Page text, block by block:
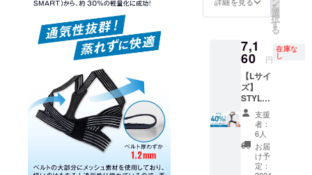
11,960
円（税
→【7,1
60円】
（税
込・送
料込）
[サ
イズ] M
サイ
ズ ア
ンダー
バス
ト：68
を
選
択
す
る
7,1
60 円
在庫な
し
【Lサイ
ズ】
STYLE
ARTIST
SMART
LIGHT×
2個セッ
ト【超
早割
支援
者：
6人
お届
け予
定：